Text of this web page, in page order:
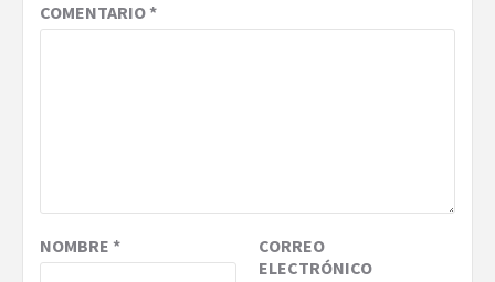
COMENTARIO*
NOMBRE *
CORREO
ELECTRÓNICO